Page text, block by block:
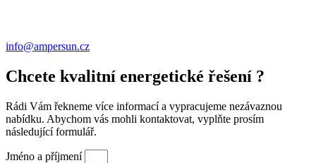
info@ampersun.cz
Chcete kvalitní energetické řešení ?
Rádi Vám řekneme více informací a vypracujeme nezávaznou
nabídku. Abychom vás mohli kontaktovat, vyplňte prosím
následující formulář.
Jméno a příjmení